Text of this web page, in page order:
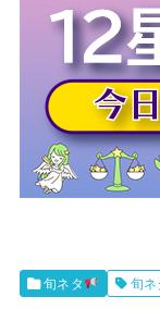
旬ネタ 旬ネ